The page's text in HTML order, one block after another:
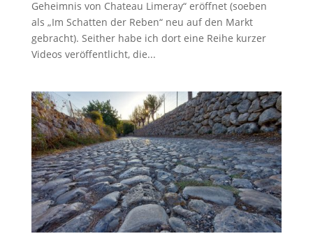
Geheimnis von Chateau Limeray“ eröffnet (soeben
als „Im Schatten der Reben“ neu auf den Markt
gebracht). Seither habe ich dort eine Reihe kurzer
Videos veröffentlicht, die...